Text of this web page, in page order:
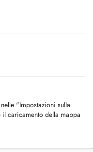
"Impostazioni sulla
caricamento della mappa